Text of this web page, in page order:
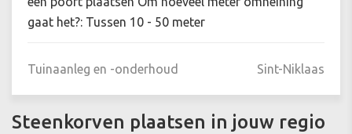
gaat het?: Tussen 10 - 50 meter
Tuinaanleg en -onderhoud Sint-Niklaas
Steenkorven plaatsen in jouw regio